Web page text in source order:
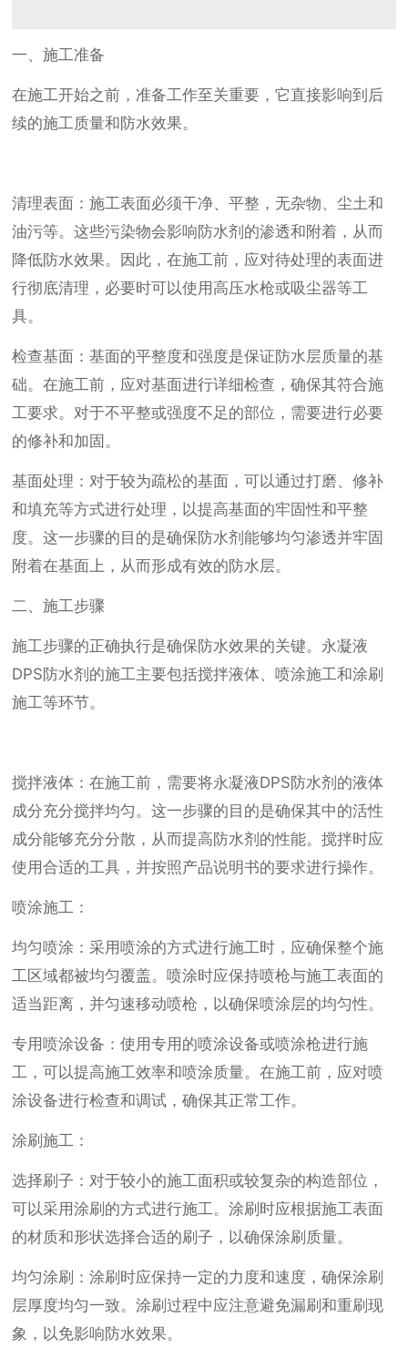
一、施工准备
在施工开始之前，准备工作至关重要，它直接影响到后
续的施工质量和防水效果。
清理表面：施工表面必须干净、平整，无杂物、尘土和
油污等。这些污染物会影响防水剂的渗透和附着，从而
降低防水效果。因此，在施工前，应对待处理的表面进
行彻底清理，必要时可以使用高压水枪或吸尘器等工
具。
检查基面：基面的平整度和强度是保证防水层质量的基
础。在施工前，应对基面进行详细检查，确保其符合施
工要求。对于不平整或强度不足的部位，需要进行必要
的修补和加固。
基面处理：对于较为疏松的基面，可以通过打磨、修补
和填充等方式进行处理，以提高基面的牢固性和平整
度。这一步骤的目的是确保防水剂能够均匀渗透并牢固
附着在基面上，从而形成有效的防水层。
二、施工步骤
施工步骤的正确执行是确保防水效果的关键。永凝液
DPS防水剂的施工主要包括搅拌液体、喷涂施工和涂刷
施工等环节。
搅拌液体：在施工前，需要将永凝液DPS防水剂的液体
成分充分搅拌均匀。这一步骤的目的是确保其中的活性
成分能够充分分散，从而提高防水剂的性能。搅拌时应
使用合适的工具，并按照产品说明书的要求进行操作。
喷涂施工：
均匀喷涂：采用喷涂的方式进行施工时，应确保整个施
工区域都被均匀覆盖。喷涂时应保持喷枪与施工表面的
适当距离，并匀速移动喷枪，以确保喷涂层的均匀性。
专用喷涂设备：使用专用的喷涂设备或喷涂枪进行施
工，可以提高施工效率和喷涂质量。在施工前，应对喷
涂设备进行检查和调试，确保其正常工作。
涂刷施工：
选择刷子：对于较小的施工面积或较复杂的构造部位，
可以采用涂刷的方式进行施工。涂刷时应根据施工表面
的材质和形状选择合适的刷子，以确保涂刷质量。
均匀涂刷：涂刷时应保持一定的力度和速度，确保涂刷
层厚度均匀一致。涂刷过程中应注意避免漏刷和重刷现
象，以免影响防水效果。